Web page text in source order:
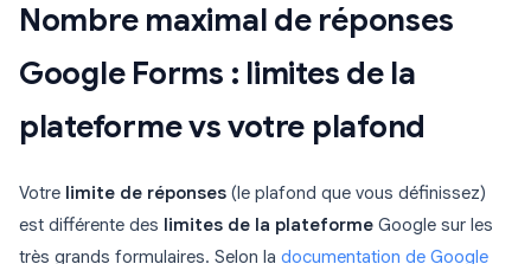
Nombre maximal de réponses
Google Forms : limites de la
plateforme vs votre plafond
Votre limite de réponses (le plafond que vous définissez)
est différente des limites de la plateforme Google sur les
très grands formulaires. Selon la documentation de Google